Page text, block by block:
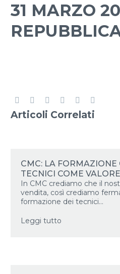
31 MARZO
Articoli Correlati
CMC: LA FORMAZIONE
TECNICI COME
In CMC crediamo che il
vendita, così crediamo
formazione dei tecnici...
Leggi tutto